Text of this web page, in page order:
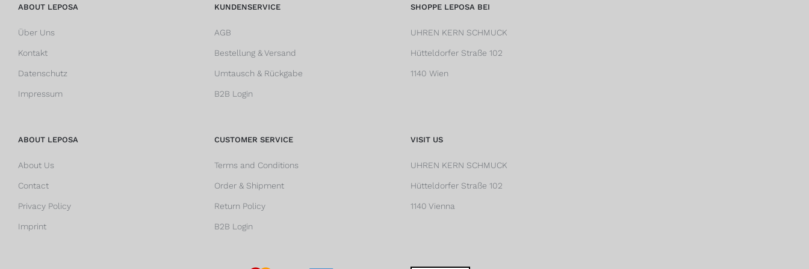
ABOUT LEPOSA
Über Uns
Kontakt
Datenschutz
Impressum
ABOUT LEPOSA
About Us
Contact
Privacy Policy
Imprint
KUNDENSERVICE
AGB
Bestellung & Versand
Umtausch & Rückgabe
B2B Login
CUSTOMER SERVICE
Terms and Conditions
Order & Shipment
Return Policy
B2B Login
SHOPPE LEPOSA BEI
UHREN KERN SCHMUCK
Hütteldorfer Straße 102
1140 Wien
VISIT US
UHREN KERN SCHMUCK
Hütteldorfer Straße 102
1140 Vienna